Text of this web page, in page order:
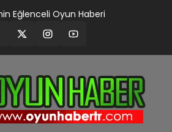
Eğlenceli Oyun Haberi